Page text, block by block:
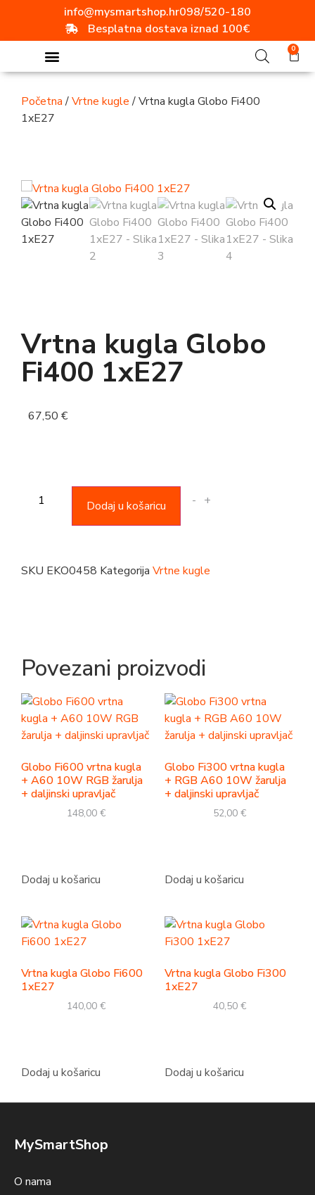
info@mysmartshop.hr098/520-180
Besplatna dostava iznad 100€
0
Početna/Vrtne kugle/ Vrtna kugla Globo Fi400
1xE27
Vrtna kugla Globo
Fi400 1xE27
67,50 €
- +
Dodaj u košaricu
SKU EKO0458 Kategorija Vrtne kugle
Povezani proizvodi
Globo Fi600 vrtna kugla
+ A60 10W RGB žarulja
+ daljinski upravljač
148,00 €
Dodaj u košaricu
Globo Fi300 vrtna kugla
+ RGB A60 10W žarulja
+ daljinski upravljač
52,00 €
Dodaj u košaricu
Vrtna kugla Globo Fi600
1xE27
140,00 €
Dodaj u košaricu
Vrtna kugla Globo Fi300
1xE27
40,50 €
Dodaj u košaricu
MySmartShop
O nama